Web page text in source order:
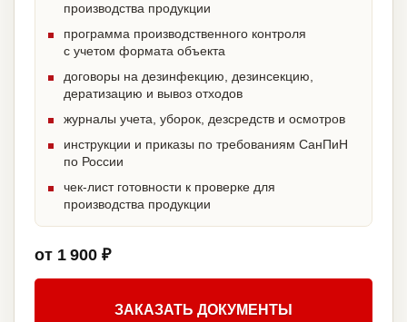
производства продукции
программа производственного контроля
с учетом формата объекта
договоры на дезинфекцию, дезинсекцию,
дератизацию и вывоз отходов
журналы учета, уборок, дезсредств и осмотров
инструкции и приказы по требованиям СанПиН
по России
чек-лист готовности к проверке для
производства продукции
от 1 900 ₽
ЗАКАЗАТЬ ДОКУМЕНТЫ